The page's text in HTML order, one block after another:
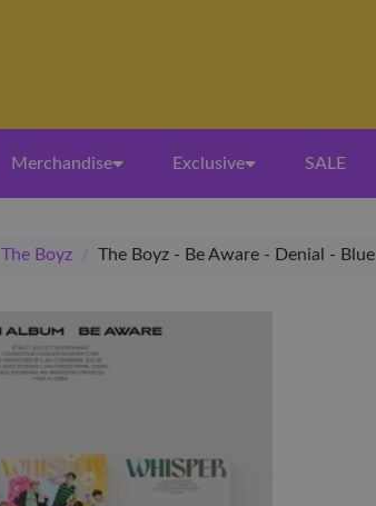
Merchandise Exclusive SALE
The Boyz / The Boyz - Be Aware - Denial - Blue